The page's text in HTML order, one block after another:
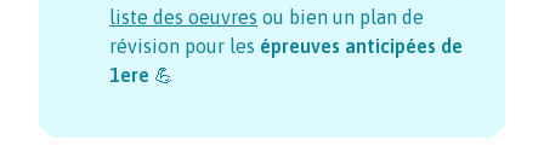
liste des oeuvres ou bien un plan de
révision pour les épreuves anticipées de
1ere 💪